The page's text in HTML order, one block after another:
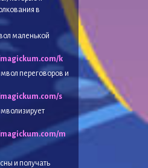
в
маленькой
k
переговоров и
s
m
и получать